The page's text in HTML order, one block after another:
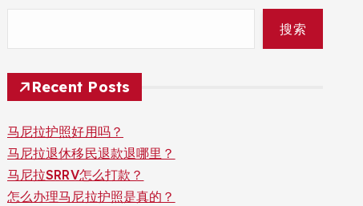
搜索
Recent Posts
马尼拉护照好用吗？
马尼拉退休移民退款退哪里？
马尼拉SRRV怎么打款？
怎么办理马尼拉护照是真的？